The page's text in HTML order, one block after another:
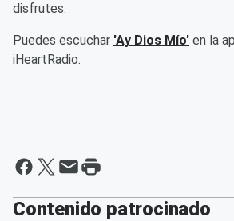
disfrutes.
Puedes escuchar 'Ay Dios Mío' en la
iHeartRadio.
Contenido patrocinado